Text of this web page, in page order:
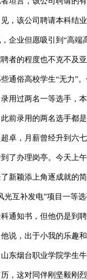
，该公司聘请本科结
企业但愿吸引到“高端
者的程度也不克不及
通俗高校学生“无力”
用过两名一等选手，
前录用的两名选手都
卓，月薪曾经升到六
了办理岗亭。今天上
新颖添上角逐成就的
光互补发电”项目一等
通知书，但他仍是到
说，出于小我的乐趣
东烟台职业学院学生
，这对同伴刚坚毅刚